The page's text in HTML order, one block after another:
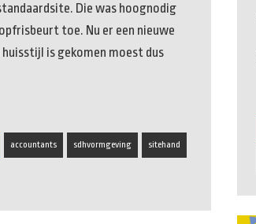
Die was hoognodig
toe. Nu er een nieuwe
huisstijl is gekomen moest dus
accountants sdhvormgeving sitehand